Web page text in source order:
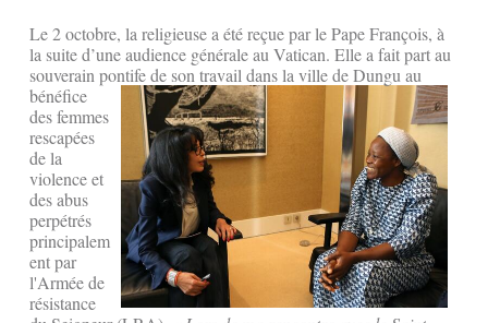
Le 2 octobre, la religieuse a été reçue par le Pape François, à
la suite d’une audience générale au Vatican. Elle a fait part au
souverain pontife de son travail dans la ville de Dungu au
bénéfice
des femmes
rescapées
de la
violence et
des abus
perpétrés
principalem
ent par
l'Armée de
résistance